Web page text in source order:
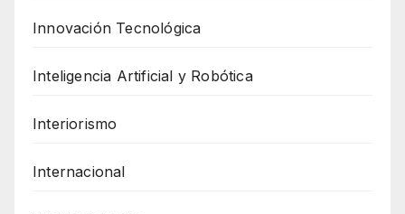
Innovación Tecnológica
Inteligencia Artificial y Robótica
Interiorismo
Internacional